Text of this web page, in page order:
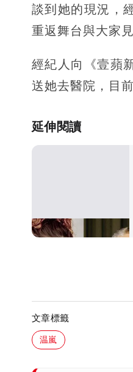
談到她的現況，
重返舞台與大家
經紀人向《壹蘋
送她去醫院，目
延伸閱讀
文章標籤
温嵐